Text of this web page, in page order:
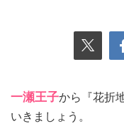
一瀬王子から『花折
いきましょう。